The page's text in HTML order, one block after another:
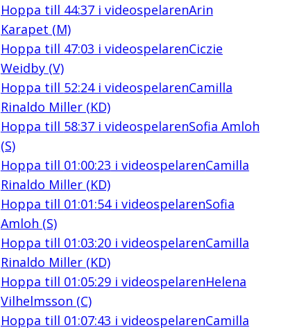
Hoppa till 44:37i videospelarenArin
Karapet (M)
Hoppa till 47:03 i videospelarenCiczie
Weidby (V)
Hoppa till 52:24i videospelarenCamilla
Rinaldo Miller (KD)
Hoppa till 58:37i videospelarenSofia Amloh
(S)
Hoppa till 01:00:23 i videospelarenCamilla
Rinaldo Miller (KD)
Hoppa till 01:01:54i videospelarenSofia
Amloh (S)
Hoppa till 01:03:20i videospelarenCamilla
Rinaldo Miller (KD)
Hoppa till 01:05:29i videospelarenHelena
Vilhelmsson (C)
Hoppa till 01:07:43 i videospelarenCamilla